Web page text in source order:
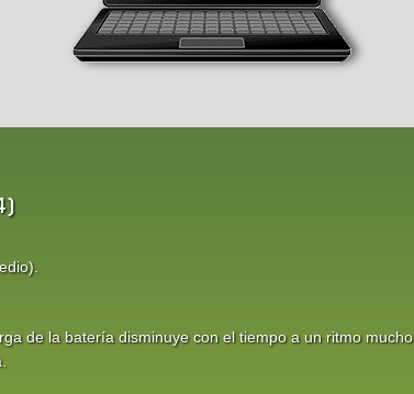
de la batería disminuye con el tiempo a un ritmo mucho